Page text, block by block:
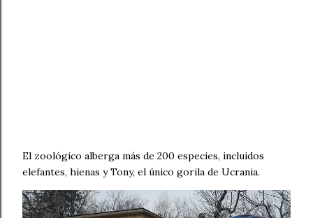
El zoológico alberga más de 200 especies, incluidos
elefantes, hienas y Tony, el único gorila de Ucrania.